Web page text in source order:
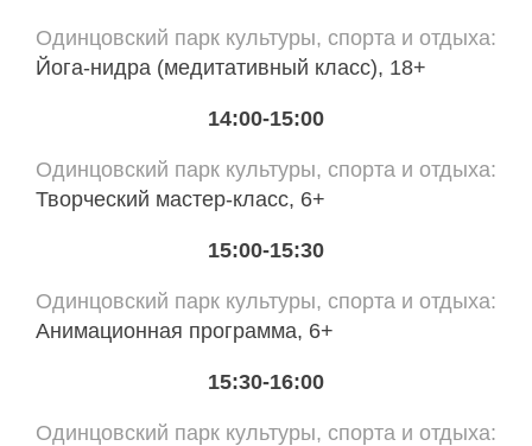
Одинцовский парк культуры, спорта и отдыха
Йога-нидра (медитативный класс), 18+
14:00-15:00
Одинцовский парк культуры, спорта и отдыха
Творческий мастер-класс, 6+
15:00-15:30
Одинцовский парк культуры, спорта и отдыха
Анимационная программа, 6+
15:30-16:00
Одинцовский парк культуры, спорта и отдыха